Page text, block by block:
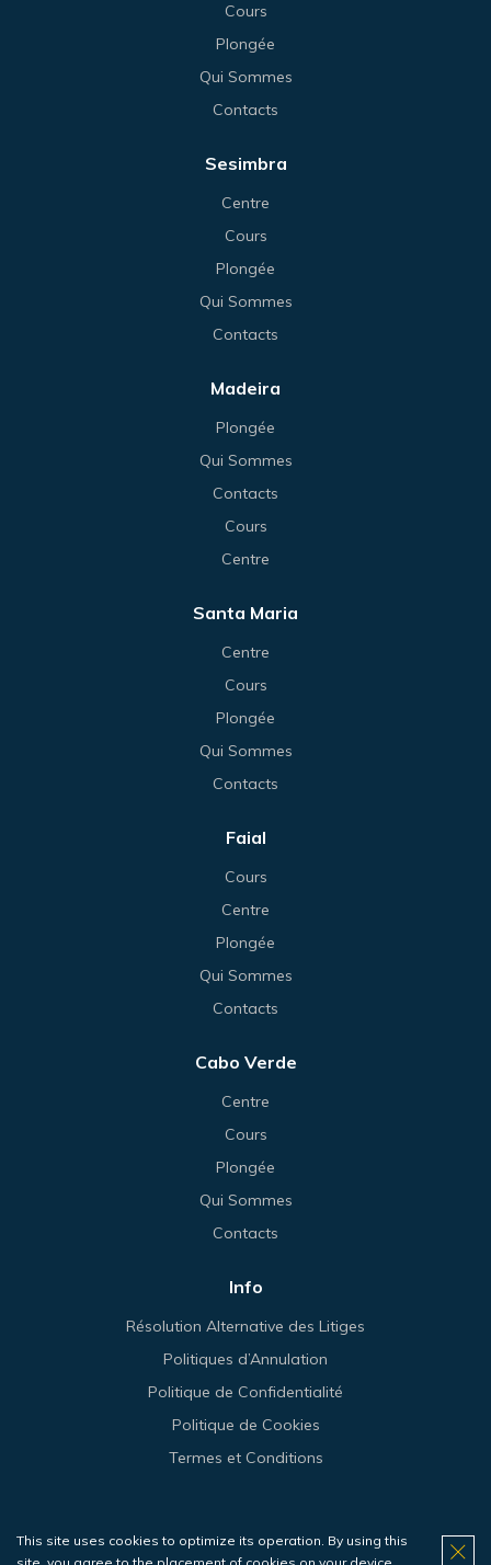
Cours
Plongée
Qui Sommes
Contacts
Sesimbra
Centre
Cours
Plongée
Qui Sommes
Contacts
Madeira
Plongée
Qui Sommes
Contacts
Cours
Centre
Santa Maria
Centre
Cours
Plongée
Qui Sommes
Contacts
Faial
Cours
Centre
Plongée
Qui Sommes
Contacts
Cabo Verde
Centre
Cours
Plongée
Qui Sommes
Contacts
Info
Résolution Alternative des Litiges
Politiques d’Annulation
Politique de Confidentialité
Politique de Cookies
Termes et Conditions
© 2026 Haliotis.
This site uses cookies to optimize its operation. By using this